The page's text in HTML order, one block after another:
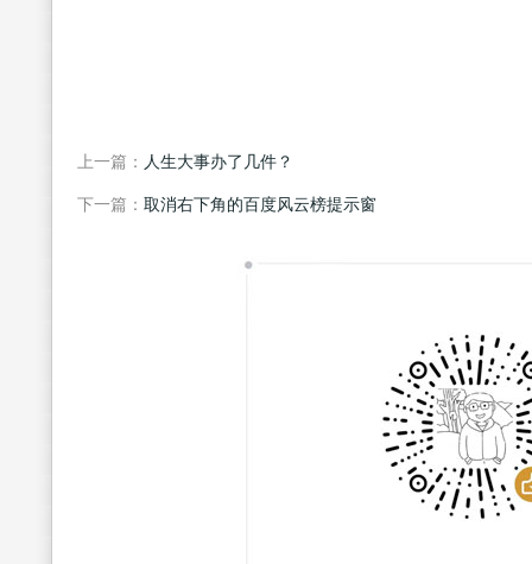
上一篇： 人生大事办了几件？
下一篇： 取消右下角的百度风云榜提示窗